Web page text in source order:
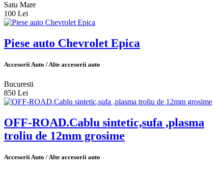
Satu Mare
100 Lei
Piese auto Chevrolet Epica
Accesorii Auto / Alte accesorii auto
Bucuresti
850 Lei
OFF-ROAD.Cablu sintetic,sufa ,plasma
troliu de 12mm grosime
Accesorii Auto / Alte accesorii auto